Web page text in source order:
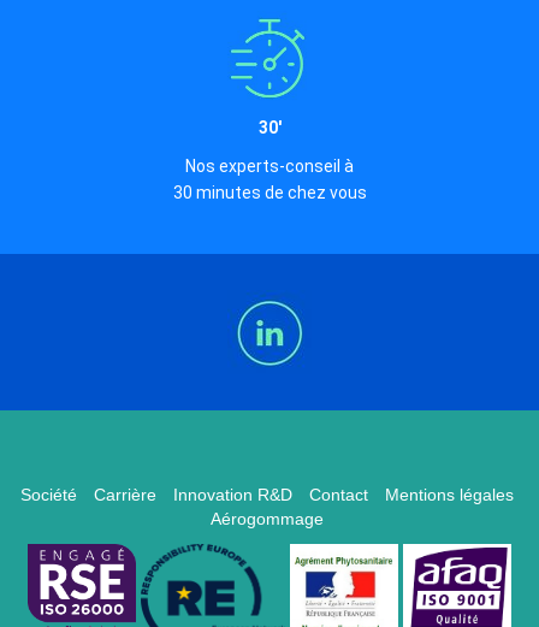
30'
Nos experts-conseil à
30 minutes de chez vous
Société Carrière Innovation R&D Contact
Mentions légales
Aérogommage